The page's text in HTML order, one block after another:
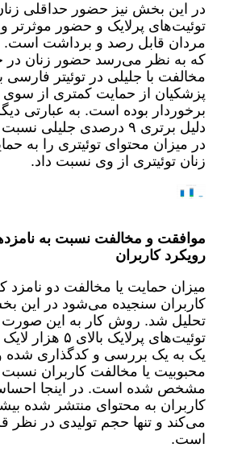
در این بخش نیز حضور حداقلی
توئیت‌های پرلایک و حضور موثرتر
مردان قابل رصد و برداشت است.
که به نظر می‌رسد حضور زنان در
مخالفت با جلیلی در توئیتر فارسی
پزشکیان از حمایت کمتری از سوی
برخوردار بوده است. به عبارتی
دلیل برتری ۹ درصدی جلیلی
در میزان محتوای توئیتری را به
زنان توئیتری از وی نسبت داد.
موافقت و مخالفت نسبت به
رویکرد کاربران
میزان حمایت یا مخالفت دو نامزد
کاربران سنجیده می‌شود در این
تحلیل شد. روش کار به‌ این صورت
توئیت‌های پرلایک
یک به یک بررسی و کدگذاری شده
محبوبیت یا مخالفت کاربران نسبت
مشخص شده است. در اینجا
کاربران به محتوای منتشر شده
می‌کند و تنها حجم تولیدی در نظر
است.